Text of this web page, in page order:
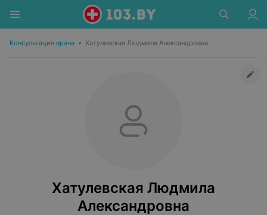
Консультация врача • Хатулевская Людмила Александровна
Хатулевская Людмила
Александровна